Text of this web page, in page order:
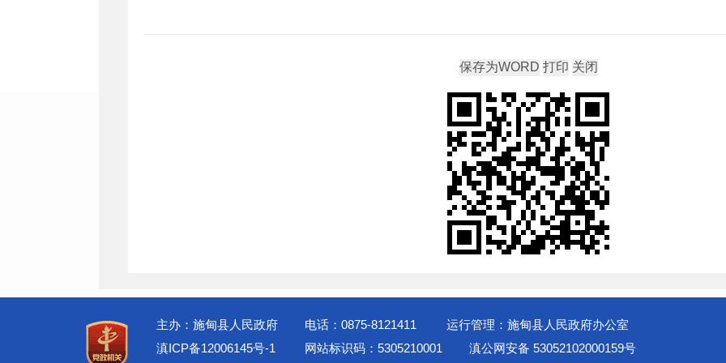
主办：施甸县人民政府 电话：0875-8121411
运行管理：施甸县人民政府办公室
滇ICP备12006145号-1
网站标识码：5305210001 滇公网安备 53052102000159号